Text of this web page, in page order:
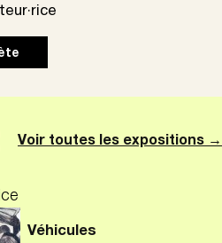
Voir toutes les expositions →
Véhicules